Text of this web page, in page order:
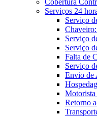
Cobertura
Serviços 24
Serviço
Serviço
Serviço
Falta de
Serviço
Envio de
Motorista
Retorno